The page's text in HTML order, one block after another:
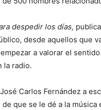
despedir los días,
desde aquellos que
a valorar el
la radio.
Carlos Fernández a
que se le dé a la